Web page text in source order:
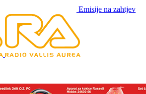
Emisije na zahtjev